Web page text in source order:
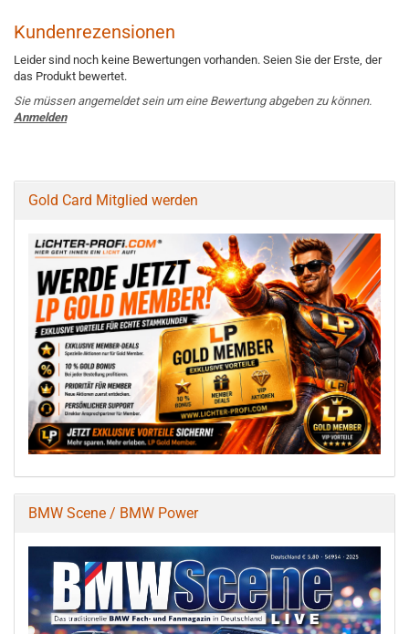
Kundenrezensionen
Leider sind noch keine Bewertungen vorhanden. Seien Sie der Erste, der
das Produkt bewertet.
Sie müssen angemeldet sein um eine Bewertung abgeben zu können.
Anmelden
Gold Card Mitglied werden
BMW Scene / BMW Power